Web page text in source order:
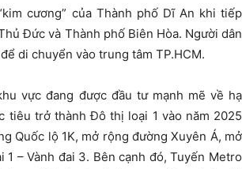
cương” của Thành phố Dĩ An khi tiếp
Đức và Thành phố Biên Hòa. Người dân
di chuyển vào trung tâm TP.HCM.
vực đang được đầu tư mạnh mẽ về hạ
tiêu trở thành Đô thị loại 1 vào năm 2025
Quốc lộ 1K, mở rộng đường Xuyên Á, mở
1 – Vành đai 3. Bên cạnh đó, Tuyến Metro